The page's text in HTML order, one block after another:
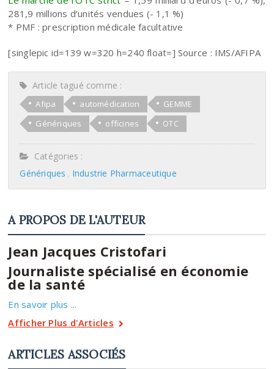
281,9 millions d’unités vendues (- 1,1 %)
* PMF : prescription médicale facultative
[singlepic id=139 w=320 h=240 float=] Source : IMS/AFIPA
Article tagué comme :
Afipa automédication
GEMME
Génériques
officines OTC
Catégories :
Génériques
Industrie Pharmaceutique
A PROPOS DE L'AUTEUR
Jean Jacques Cristofari
Journaliste spécialisé en économie
de la santé
En savoir plus ...
Afficher Plus d'Articles
ARTICLES ASSOCIÉS